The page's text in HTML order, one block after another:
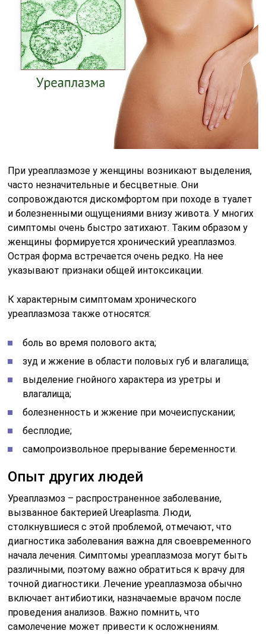
При уреаплазмозе у женщины возникают выделения,
часто незначительные и бесцветные. Они
сопровождаются дискомфортом при походе в туалет
и болезненными ощущениями внизу живота. У многих
симптомы очень быстро затихают. Таким образом у
женщины формируется хронический уреаплазмоз.
Острая форма встречается очень редко. На нее
указывают признаки общей интоксикации.
К характерным симптомам хронического
уреаплазмоза также относятся:
боль во время полового акта;
зуд и жжение в области половых губ и влагалища;
выделение гнойного характера из уретры и
влагалища;
болезненность и жжение при мочеиспускании;
бесплодие;
самопроизвольное прерывание беременности.
Опыт других людей
Уреаплазмоз – распространенное заболевание,
вызванное бактерией Ureaplasma. Люди,
столкнувшиеся с этой проблемой, отмечают, что
диагностика заболевания важна для своевременного
начала лечения. Симптомы уреаплазмоза могут быть
различными, поэтому важно обратиться к врачу для
точной диагностики. Лечение уреаплазмоза обычно
включает антибиотики, назначаемые врачом после
проведения анализов. Важно помнить, что
самолечение может привести к осложнениям.